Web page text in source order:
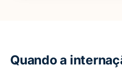
Quando a